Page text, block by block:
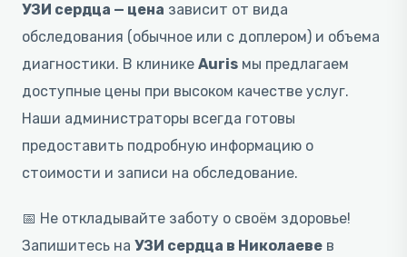
УЗИ сердца — цена зависит от вида
обследования (обычное или с доплером) и объема
диагностики. В клинике Auris мы предлагаем
доступные цены при высоком качестве услуг.
Наши администраторы всегда готовы
предоставить подробную информацию о
стоимости и записи на обследование.
📅 Не откладывайте заботу о своём здоровье!
Запишитесь на УЗИ сердца в Николаеве в